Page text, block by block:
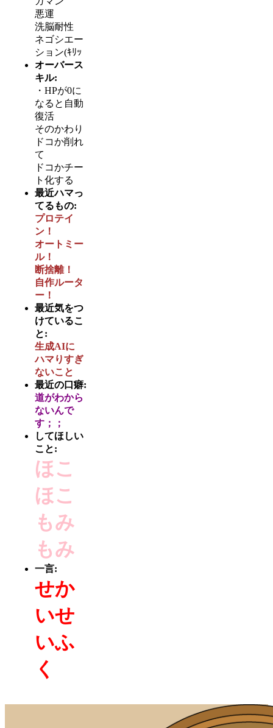
悪運
洗脳耐性
ネゴシエー
ション(ｷﾘｯ
オーバース
キル:
・HPが0に
なると自動
復活
そのかわり
ドコか削れ
て
ドコかチー
ト化する
最近ハマっ
てるもの:
プロテイ
ン！
オートミー
ル！
断捨離！
自作ルータ
ー！
最近気をつ
けているこ
と:
生成AIに
ハマりすぎ
ないこと
最近の口癖:
道がわから
ないんで
す；；
してほしい
こと:
ほこ
ほこ
もみ
もみ
一言:
せか
いせ
いふ
く